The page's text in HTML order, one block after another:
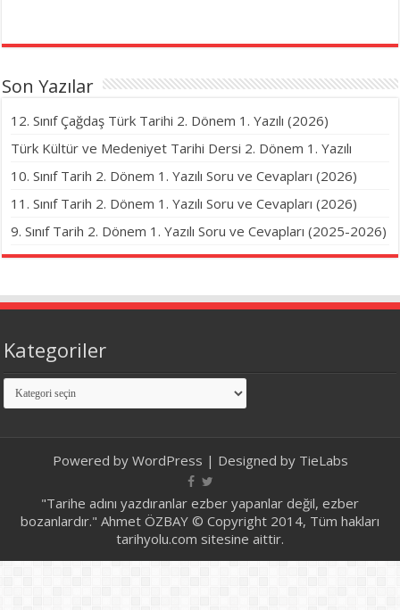
Son Yazılar
12. Sınıf Çağdaş Türk Tarihi 2. Dönem 1. Yazılı (2026)
Türk Kültür ve Medeniyet Tarihi Dersi 2. Dönem 1. Yazılı
10. Sınıf Tarih 2. Dönem 1. Yazılı Soru ve Cevapları (2026)
11. Sınıf Tarih 2. Dönem 1. Yazılı Soru ve Cevapları (2026)
9. Sınıf Tarih 2. Dönem 1. Yazılı Soru ve Cevapları (2025-2026)
Kategoriler
Kategoriler
Powered by WordPress | Designed by TieLabs
"Tarihe adını yazdıranlar ezber yapanlar değil, ezber
bozanlardır." Ahmet ÖZBAY © Copyright 2014, Tüm hakları
tarihyolu.com sitesine aittir.